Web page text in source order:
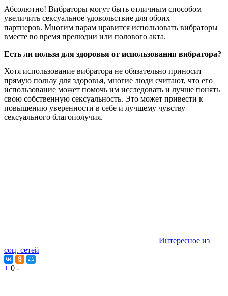
Абсолютно! Вибраторы могут быть отличным способом
увеличить сексуальное удовольствие для обоих
партнеров. Многим парам нравится использовать вибраторы
вместе во время прелюдии или полового акта.
Есть ли польза для здоровья от использования вибратора?
Хотя использование вибратора не обязательно приносит
прямую пользу для здоровья, многие люди считают, что его
использование может помочь им исследовать и лучше понять
свою собственную сексуальность. Это может привести к
повышению уверенности в себе и лучшему чувству
сексуального благополучия.
Интересное из
соц. сетей
+ 0 -